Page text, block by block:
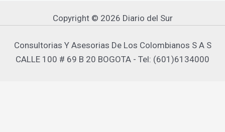
Copyright © 2026 Diario del Sur
Consultorias Y Asesorias De Los Colombianos S A S
CALLE 100 # 69 B 20 BOGOTA - Tel: (601)6134000